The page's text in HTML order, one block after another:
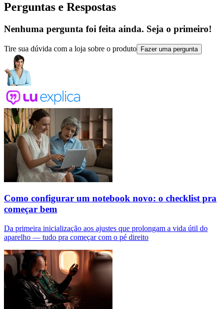
Perguntas e Respostas
Nenhuma pergunta foi feita ainda. Seja o primeiro!
Tire sua dúvida com a loja sobre o produto Fazer uma pergunta
Como configurar um notebook novo: o checklist pra
começar bem
Da primeira inicialização aos ajustes que prolongam a vida útil do
aparelho — tudo pra começar com o pé direito